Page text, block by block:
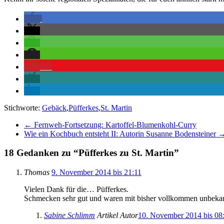
Stichworte: Gebäck,Püfferkes,St. Martin
← Fernweh-Fortsetzung: Kartoffel-Blumenkohl-Curry
Wie ein Kochbuch entsteht II: Autorin Susanne Bodensteiner →
18 Gedanken zu “Püfferkes zu St. Martin”
Thomas 9. November 2014 bis 21:11
Vielen Dank für die… Püfferkes.
Schmecken sehr gut und waren mit bisher vollkommen
Sabine Schlimm Artikel Autor10. November 2014 bis